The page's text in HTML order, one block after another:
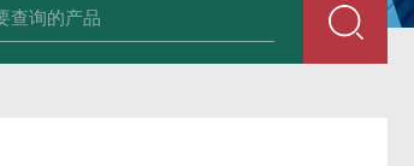
LYW-075N,上海雾腐蚀试验箱 YFX-150,盐雾腐蚀试